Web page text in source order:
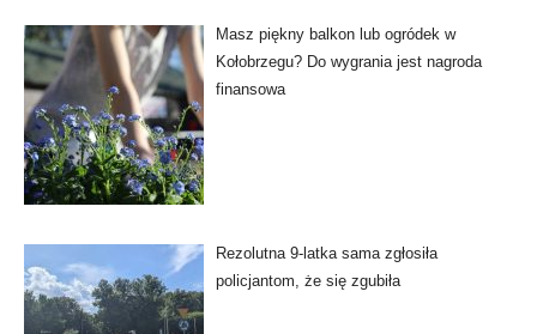
Masz piękny balkon lub ogródek w
Kołobrzegu? Do wygrania jest nagroda
finansowa
Rezolutna 9-latka sama zgłosiła
policjantom, że się zgubiła